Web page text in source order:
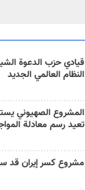
قيادي حزب الدعوة
النظام العالمي الجديد
المشروع الصهيوني
تعيد رسم معادلة
مشروع كسر إيران قد